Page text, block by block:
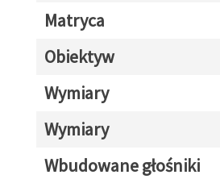
Matryca
Obiektyw
Wymiary
Wymiary
Wbudowane głośniki